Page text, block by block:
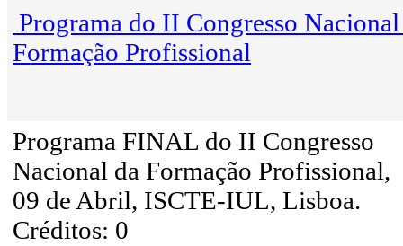
Programa do II Congresso
Formação Profissional
Programa FINAL do II Congresso
Nacional da Formação Profissional,
09 de Abril, ISCTE-IUL, Lisboa.
Créditos: 0